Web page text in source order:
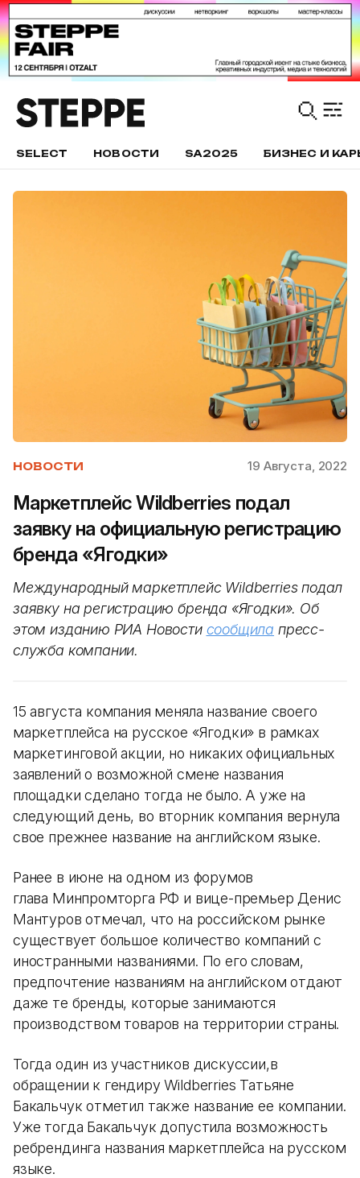
SELECT НОВОСТИ SA2025 БИЗНЕС И
НОВОСТИ 19 Августа, 2022
Маркетплейс Wildberries подал
заявку на официальную регистрацию
бренда «Ягодки»
Международный маркетплейс Wildberries подал
заявку на регистрацию бренда «Ягодки». Об
этом изданию РИА Новости сообщила пресс-
служба компании.
15 августа компания меняла название своего
маркетплейса на русское «Ягодки» в рамках
маркетинговой акции, но никаких официальных
заявлений о возможной смене названия
площадки сделано тогда не было. А уже на
следующий день, во вторник компания вернула
свое прежнее название на английском языке.
Ранее в июне на одном из форумов
глава Минпромторга РФ и вице-премьер Денис
Мантуров отмечал, что на российском рынке
существует большое количество компаний с
иностранными названиями. По его словам,
предпочтение названиям на английском отдают
даже те бренды, которые занимаются
производством товаров на территории страны.
Тогда один из участников дискуссии,в
обращении к гендиру Wildberries Татьяне
Бакальчук отметил также название ее компании.
Уже тогда Бакальчук допустила возможность
ребрендинга названия маркетплейса на русском
языке.